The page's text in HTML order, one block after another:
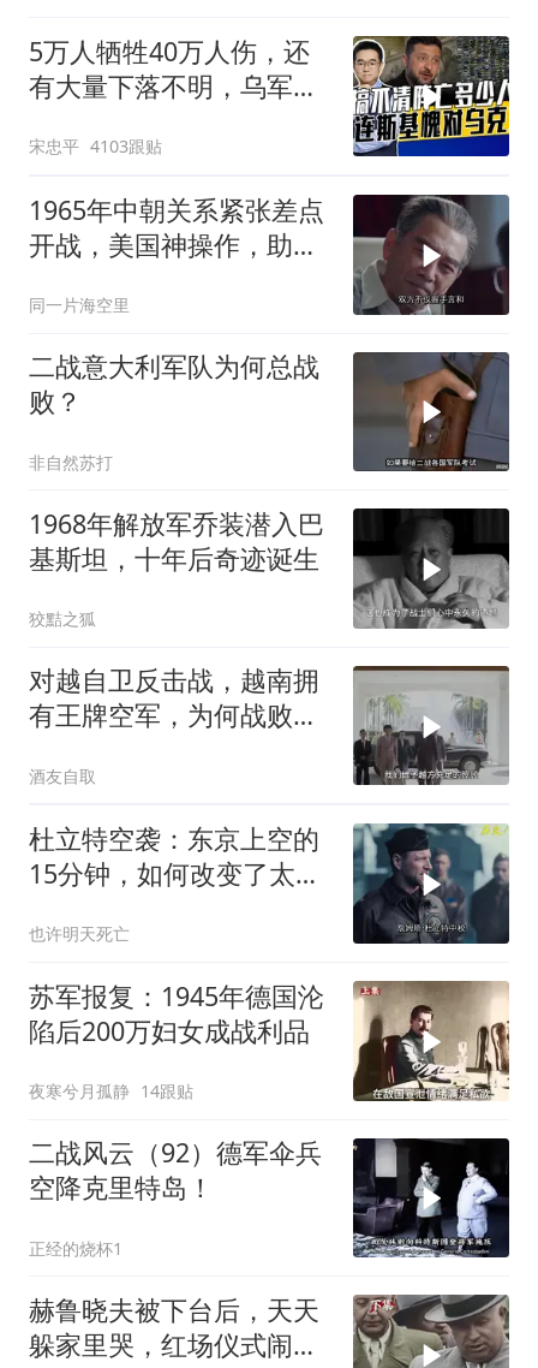
5万人牺牲40万人伤，还
有大量下落不明，乌军伤
宋忠平 4103跟贴
1965年中朝关系紧张差点
开战，美国神操作，助两
同一片海空里
二战意大利军队为何总战
败？
非自然苏打
1968年解放军乔装潜入巴
基斯坦，十年后奇迹诞生
狡黠之狐
对越自卫反击战，越南拥
有王牌空军，为何战败也
酒友自取
杜立特空袭：东京上空的
15分钟，如何改变了太平
也许明天死亡
苏军报复：1945年德国沦
陷后200万妇女成战利品
夜寒兮月孤静 14跟贴
二战风云（92）德军伞兵
空降克里特岛！
正经的烧杯1
赫鲁晓夫被下台后，天天
躲家里哭，红场仪式闹出